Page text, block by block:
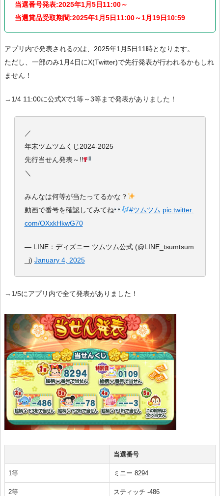
当選番号発表:2025年1月5日11:00～
当選賞品受取期間:2025年1月5日11:00～1月19日10:59
アプリ内で発表されるのは、2025年1月5日11時となります。
ただし、一部のみ1月4日にX(Twitter)で先行発表が行われるかもしれ
ません！
→1/4 11:00に公式Xで1等～3等まで発表がありました！
／
年末ツムツムくじ2024-2025
先行当せん発表～!!
＼
みんなは何等が当たってるかな？
動画で番号を確認してみてね
#ツムツム pic.twitter.
com/OXxkHkwG70
— LINE：ディズニー ツムツム公式 (@LINE_tsumtsum
_j) January 4, 2025
→1/5にアプリ内で全て発表がありました！
当選番号
1等 ミニー 8294
2等 スティッチ -486